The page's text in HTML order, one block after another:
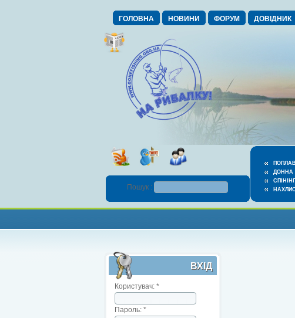
ГОЛОВНА НОВИНИ ФОРУМ ДОВІДНИК
ДОННА
СПІНІНГ
Пошук :
ВХІД
Користувач: *
Пароль: *